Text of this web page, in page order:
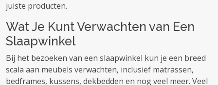
juiste producten.
Wat Je Kunt Verwachten van Een
Slaapwinkel
Bij het bezoeken van een slaapwinkel kun je een breed
scala aan meubels verwachten, inclusief matrassen,
bedframes, kussens, dekbedden en nog veel meer. Veel